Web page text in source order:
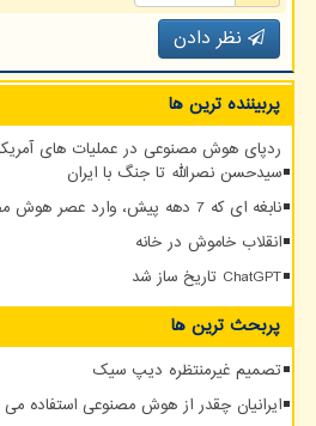
نظر دادن
پربیننده ترین ها
ردپای هوش مصنوعی در عملیات های آمریکا
سیدحسن نصرالله تا جنگ با ایران
نابغه ای که 7 دهه پیش، وارد عصر هوش مصنوعی شد
انقلاب خاموش در خانه
ChatGPT تاریخ ساز شد
پربحث ترین ها
تصمیم غیرمنتظره دیپ سیک
ایرانیان چقدر از هوش مصنوعی استفاده می